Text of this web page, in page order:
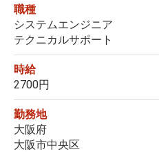
職種
システムエンジニア
テクニカルサポート
時給
2700円
勤務地
大阪府
大阪市中央区